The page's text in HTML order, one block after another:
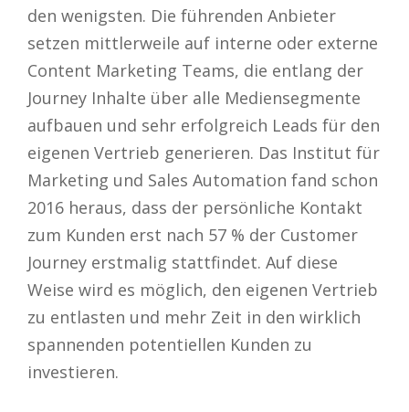
den wenigsten. Die führenden Anbieter
setzen mittlerweile auf interne oder externe
Content Marketing Teams, die entlang der
Journey Inhalte über alle Mediensegmente
aufbauen und sehr erfolgreich Leads für den
eigenen Vertrieb generieren. Das Institut für
Marketing und Sales Automation fand schon
2016 heraus, dass der persönliche Kontakt
zum Kunden erst nach 57 % der Customer
Journey erstmalig stattfindet. Auf diese
Weise wird es möglich, den eigenen Vertrieb
zu entlasten und mehr Zeit in den wirklich
spannenden potentiellen Kunden zu
investieren.